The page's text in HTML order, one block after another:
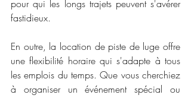
pour qui les longs trajets peuvent s'avérer
fastidieux.
En outre, la location de piste de luge offre
une flexibilité horaire qui s'adapte à tous
les emplois du temps. Que vous cherchiez
à organiser un événement spécial ou